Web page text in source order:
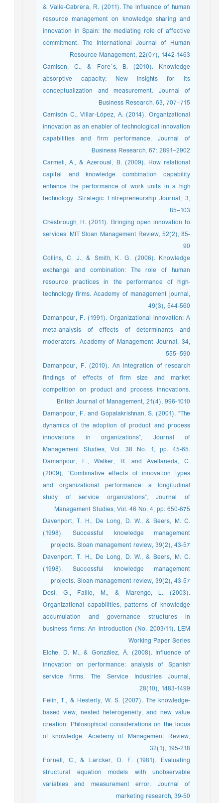
& Valle-Cabrera, R. (2011). The influence of human
resource management on knowledge sharing and
innovation in Spain: the mediating role of affective
commitment. The International Journal of Human
Resource Management, 22(07), 1442-1463
Camison, C., & Fore´s, B. (2010). Knowledge
absorptive capacity: New insights for its
conceptualization and measurement. Journal of
Business Research, 63, 707–715
Camisón C., Villar-López, A. (2014). Organizational
innovation as an enabler of technological innovation
capabilities and firm performance. Journal of
Business Research, 67: 2891–2902
Carmeli, A., & Azeroual, B. (2009). How relational
capital and knowledge combination capability
enhance the performance of work units in a high
technology. Strategic Entrepreneurship Journal, 3,
85–103
Chesbrough, H. (2011). Bringing open innovation to
services. MIT Sloan Management Review, 52(2), 85-
90
Collins, C. J., & Smith, K. G. (2006). Knowledge
exchange and combination: The role of human
resource practices in the performance of high-
technology firms. Academy of management journal,
49(3), 544-560
Damanpour, F. (1991). Organizational innovation: A
meta-analysis of effects of determinants and
moderators. Academy of Management Journal, 34,
555–590
Damanpour, F. (2010). An integration of research
findings of effects of firm size and market
competition on product and process innovations.
British Journal of Management, 21(4), 996-1010
Damanpour, F. and Gopalakrishnan, S. (2001), “The
dynamics of the adoption of product and process
innovations in organizations”, Journal of
Management Studies, Vol. 38 No. 1, pp. 45-65.
Damanpour, F., Walker, R. and Avellaneda, C.
(2009), “Combinative effects of innovation types
and organizational performance: a longitudinal
study of service organizations”, Journal of
Management Studies, Vol. 46 No. 4, pp. 650-675
Davenport, T. H., De Long, D. W., & Beers, M. C.
(1998). Successful knowledge management
projects. Sloan management review, 39(2), 43-57
Davenport, T. H., De Long, D. W., & Beers, M. C.
(1998). Successful knowledge management
projects. Sloan management review, 39(2), 43-57
Dosi, G., Faillo, M., & Marengo, L. (2003).
Organizational capabilities, patterns of knowledge
accumulation and governance structures in
business firms: An introduction (No. 2003/11). LEM
Working Paper Series
Elche, D. M., & González, Á. (2008). Influence of
innovation on performance: analysis of Spanish
service firms. The Service Industries Journal,
28(10), 1483-1499
Felin, T., & Hesterly, W. S. (2007). The knowledge-
based view, nested heterogeneity, and new value
creation: Philosophical considerations on the locus
of knowledge. Academy of Management Review,
32(1), 195-218
Fornell, C., & Larcker, D. F. (1981). Evaluating
structural equation models with unobservable
variables and measurement error. Journal of
marketing research, 39-50